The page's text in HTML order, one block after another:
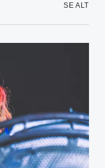
SE ALT